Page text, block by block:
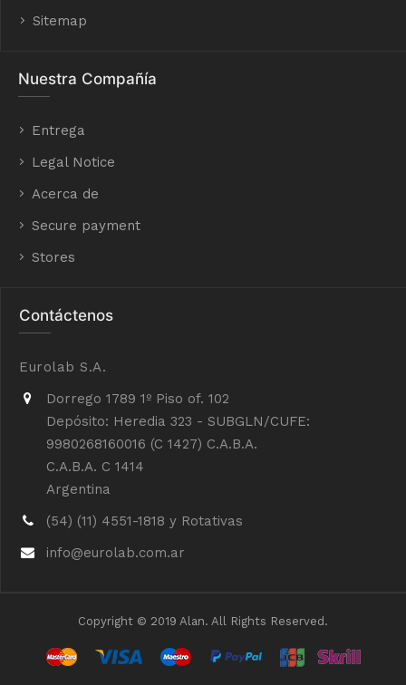
Sitemap
Nuestra Compañía
Entrega
Legal Notice
Acerca de
Secure payment
Stores
Contáctenos
Eurolab S.A.
Dorrego 1789 1º Piso of. 102
Depósito: Heredia 323 - SUBGLN/CUFE:
9980268160016 (C 1427) C.A.B.A.
C.A.B.A. C 1414
Argentina
(54) (11) 4551-1818 y Rotativas
info@eurolab.com.ar
Copyright © 2019 Alan. All Rights Reserved.